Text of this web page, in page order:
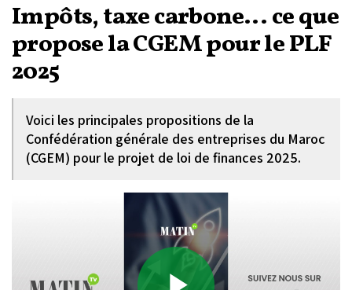
Impôts, taxe carbone... ce que
propose la CGEM pour le PLF
2025
Voici les principales propositions de la
Confédération générale des entreprises du Maroc
(CGEM) pour le projet de loi de finances 2025.